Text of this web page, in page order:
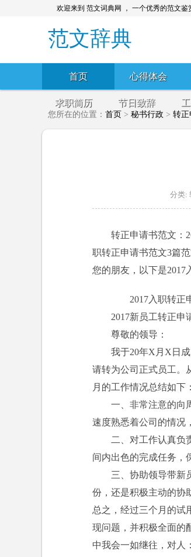
欢迎来到 范文词典网 ， 一个优秀的范文鉴
范文辞典
首页 心得体会
求职简历 节日致辞
您所在的位置： 首页 > 秘书行政 > 转正
分类:
转正申请书范文：
职转正申请书范文3篇
您的朋友，以下是2017
2017入职转正
2017新员工转正申
尊敬的领导：
我于20年X月X日成
请转为公司正式员工。
月的工作情况总结如下：
一、非常注意的向周
速度熟悉着公司的情况
二、对工作认真负责
间内出色的完成任务，
三、协助领导带新员
份，还是积极主动的协
总之，经过三个月的试
现问题，并积极全面的
中我会一如继往，对人